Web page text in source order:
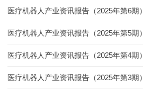
医疗机器人产业资讯报告（2025年第6期）
医疗机器人产业资讯报告（2025年第5期）
医疗机器人产业资讯报告（2025年第4期）
医疗机器人产业资讯报告（2025年第3期）